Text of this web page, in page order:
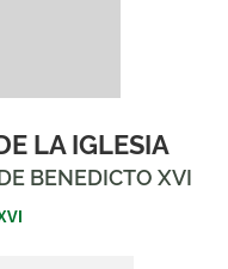
LA IGLESIA
BENEDICTO XVI